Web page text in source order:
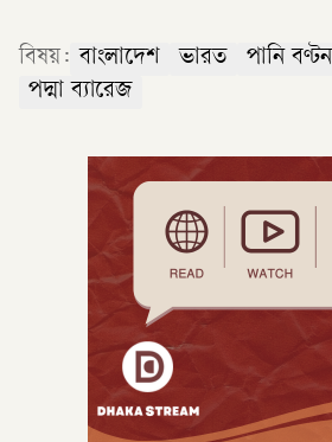
বিষয়: বাংলাদেশ ভারত পানি বণ্টন
পদ্মা ব্যারেজ